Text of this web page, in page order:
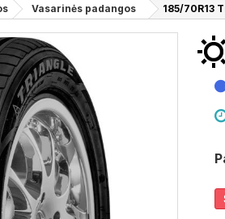
Vasarinės padangos 185/70R13